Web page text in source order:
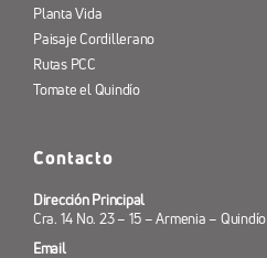
Planta Vida
Paisaje Cordillerano
Rutas PCC
Tomate el Quindío
Contacto
Dirección Principal
Cra. 14 No. 23 – 15 – Armenia – Quindío
Email